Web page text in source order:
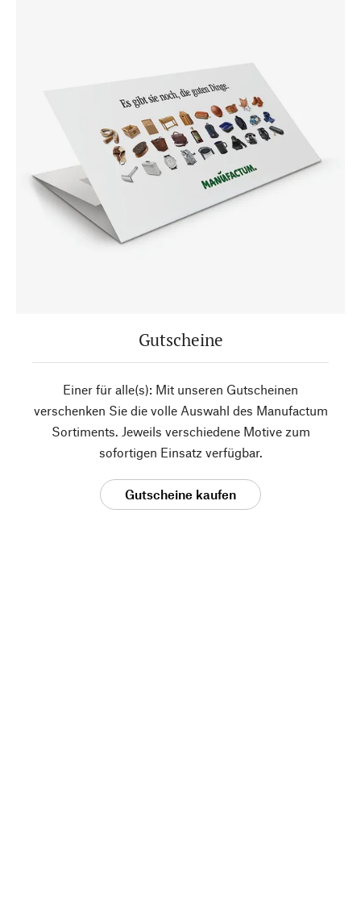
Gutscheine
Einer für alle(s): Mit unseren Gutscheinen
verschenken Sie die volle Auswahl des Manufactum
Sortiments. Jeweils verschiedene Motive zum
sofortigen Einsatz verfügbar.
Gutscheine kaufen